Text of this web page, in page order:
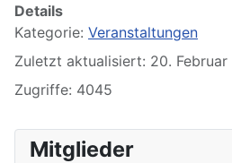
Details
Kategorie: Veranstaltungen
Zuletzt aktualisiert: 20. Februar
Zugriffe: 4045
Mitglieder